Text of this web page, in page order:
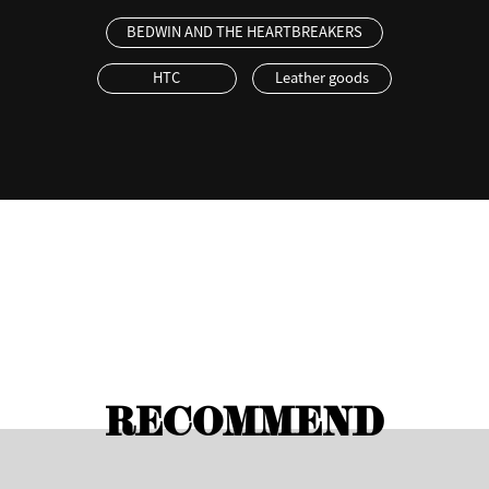
BEDWIN AND THE HEARTBREAKERS
HTC Leather goods
RECOMMEND